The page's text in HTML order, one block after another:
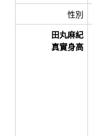
性別
田丸麻紀
真實身高